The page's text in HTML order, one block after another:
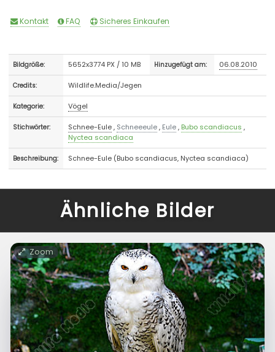
Kontakt FAQ Sicheres Einkaufen
Bildgröße: 5652x3774 PX / 10 MB Hinzugefügt am: 06.08.2010
Credits: Wildlife.Media/Jegen
Kategorie: Vögel
Stichwörter: Schnee-Eule, Schneeeule, Eule, Bubo scandiacus ,
Nyctea scandiaca
Beschreibung: Schnee-Eule (Bubo scandiacus, Nyctea scandiaca)
Ähnliche Bilder
Zoom